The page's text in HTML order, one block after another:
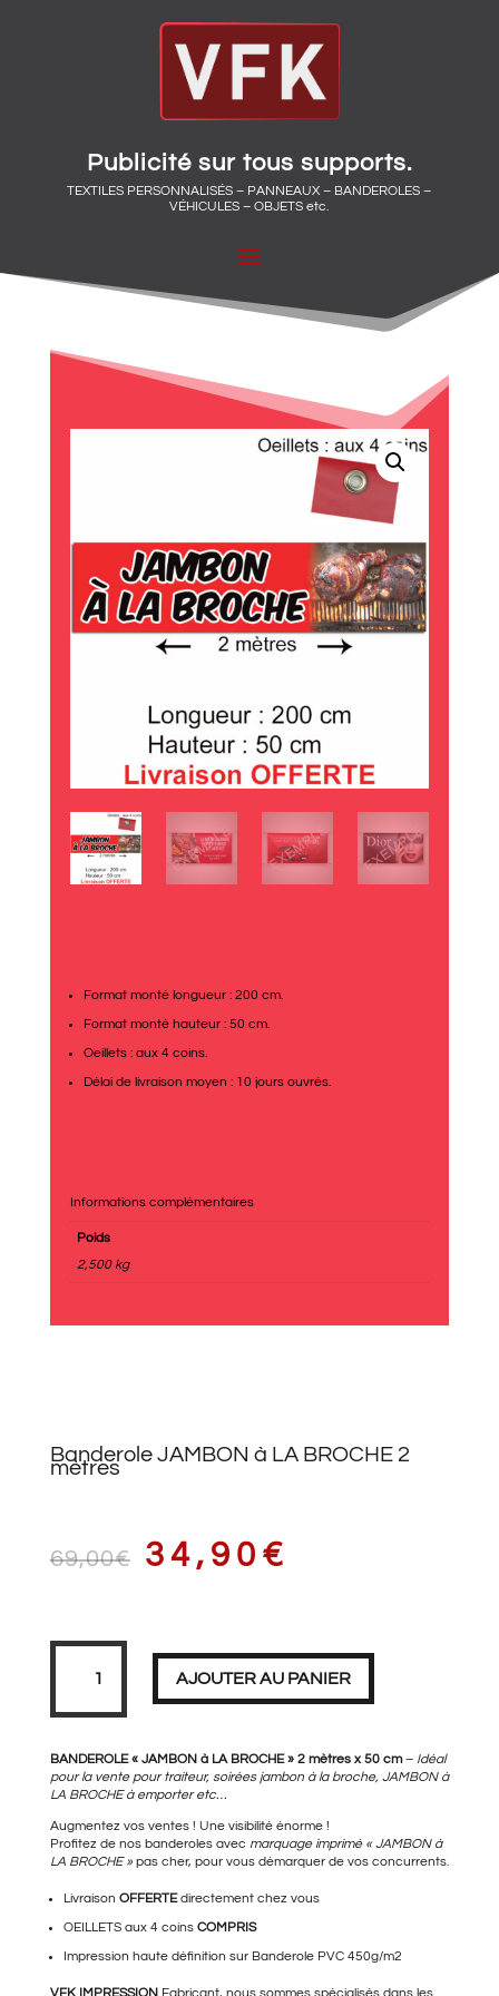
Publicité sur tous supports.
TEXTILES PERSONNALISÉS – PANNEAUX – BANDEROLES –
VÉHICULES – OBJETS etc.
Format monté longueur : 200 cm.
Format monté hauteur : 50 cm.
Oeillets : aux 4 coins.
Délai de livraison moyen : 10 jours ouvrés.
Informations complémentaires
Poids
2,500 kg
Banderole JAMBON à LA BROCHE 2
mètres
69,00€ LE
PRIX
INITIAL
ÉTAIT :
69,00€.
34,90 €
PRIX
ACTUEL
EST :
quantité
Banderole
JAMBON
LA
mètres
AJOUTER AU PANIER
BANDEROLE « JAMBON à LA BROCHE » 2 mètres x 50 cm– Idéal
pour la vente pour traiteur, soirées jambon à la broche, JAMBON à
LA BROCHE à emporter etc…
Augmentez vos ventes ! Une visibilité énorme !
Profitez de nos banderoles avec marquage imprimé « JAMBON à
LA BROCHE »pas cher, pour vous démarquer de vos concurrents.
Livraison OFFERTEdirectement chez vous
OEILLETS aux 4 coins COMPRIS
Impression haute définition sur Banderole PVC 450g/m2
VFK IMPRESSIONFabricant, nous sommes spécialisés dans les